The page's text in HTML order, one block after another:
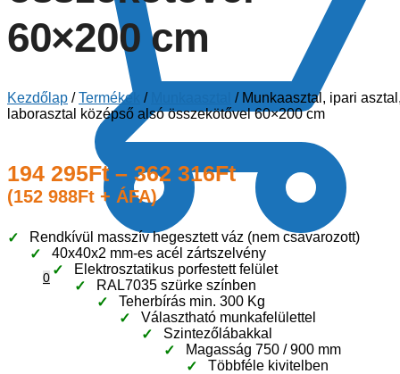
0
60×200 cm
Kezdőlap /Termékek / / Munkaasztal, ipari
laborasztal középső alsó összekötővel 60×200 cm
194 295Ft – 362 316Ft
(152 988Ft + ÁFA)
Rendkívül masszív hegesztett váz (nem csavarozott)
40x40x2 mm-es acél zártszelvény
Elektrosztatikus porfestett felület
RAL7035 szürke színben
Teherbírás min. 300 Kg
Választható munkafelülettel
Szintezőlábakkal
Magasság 750 / 900 mm
Többféle kivitelben